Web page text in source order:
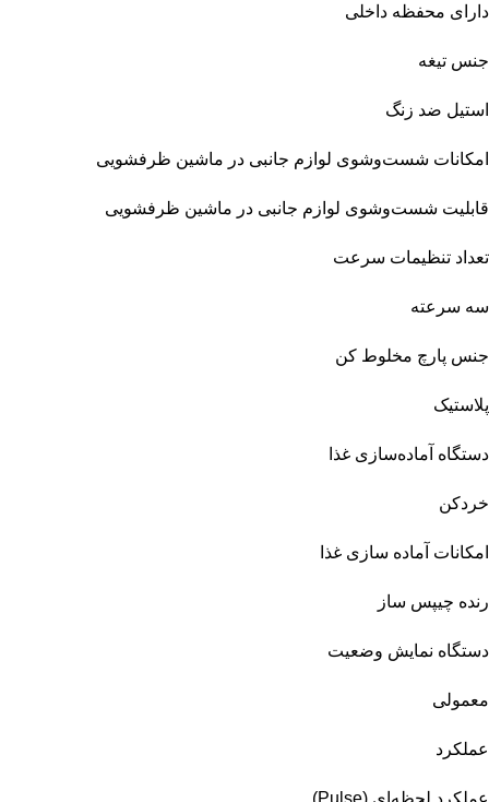
دارای محفظه داخلی
جنس تیغه
استیل ضد زنگ
امکانات شست‌وشوی لوازم جانبی در ماشین ظرفشویی
قابلیت شست‌وشوی لوازم جانبی در ماشین ظرفشویی
تعداد تنظیمات سرعت
سه سرعته
جنس پارچ مخلوط کن
پلاستیک
دستگاه آماده‌سازی غذا
خردکن
امکانات آماده سازی غذا
رنده چیپس ساز
دستگاه نمایش وضعیت
معمولی
عملکرد
عملکرد لحظه‌ای (Pulse)